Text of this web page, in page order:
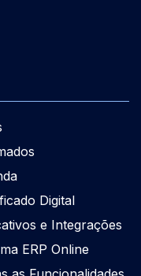
Digital
e Integrações
ERP Online